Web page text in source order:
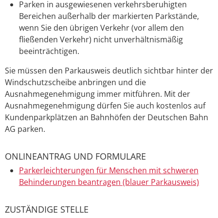
Parken in ausgewiesenen verkehrsberuhigten
Bereichen außerhalb der markierten Parkstände,
wenn Sie den übrigen Verkehr (vor allem den
fließenden Verkehr) nicht unverhältnismäßig
beeinträchtigen.
Sie müssen den Parkausweis deutlich sichtbar hinter der
Windschutzscheibe anbringen und die
Ausnahmegenehmigung immer mitführen. Mit der
Ausnahmegenehmigung dürfen Sie auch kostenlos auf
Kundenparkplätzen an Bahnhöfen der Deutschen Bahn
AG parken.
ONLINEANTRAG UND FORMULARE
Parkerleichterungen für Menschen mit schweren
Behinderungen beantragen (blauer Parkausweis)
ZUSTÄNDIGE STELLE